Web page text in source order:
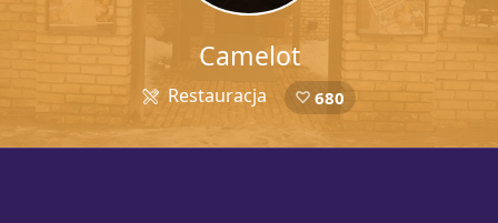
Camelot
5 Restauracja 680